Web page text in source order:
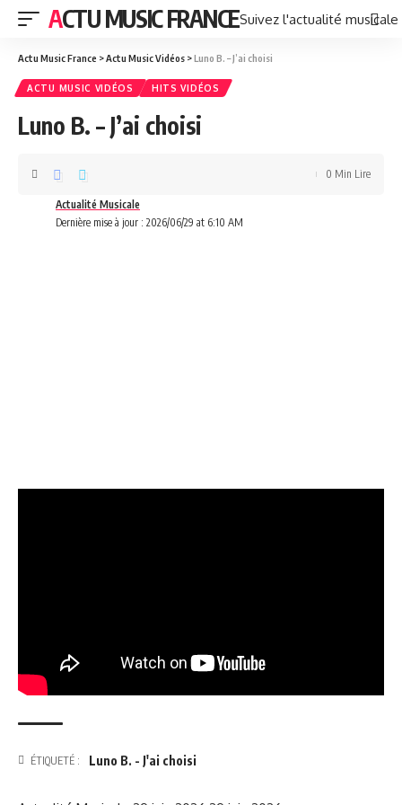
ACTU MUSIC FRANCESuivez l'actualité
Actu Music France >Actu Music Vidéos >Luno B. – J’ai choisi
ACTU MUSIC VIDÉOS HITS VIDÉOS
Luno B. – J’ai choisi
Dernière mise à jour : 2026/06/29 at 6:10 AM
Actualité Musicale
0 Min Lire
ÉTIQUETÉ : Luno B. - J'ai choisi